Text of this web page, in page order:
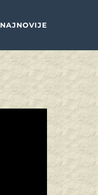
NAJNOVIJE